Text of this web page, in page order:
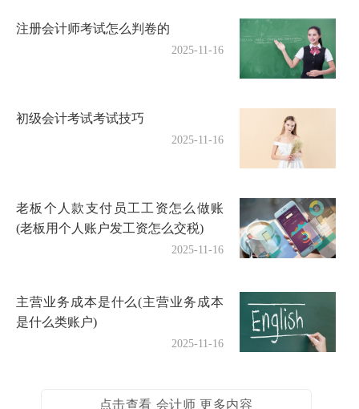
注册会计师考试怎么判卷的
2025-11-16
初级会计考试考试技巧
2025-11-16
老板个人款支付员工工资怎么做账
(老板用个人账户发工资怎么交税)
2025-11-16
主营业务成本是什么(主营业务成本
是什么类账户)
2025-11-16
点击查看 会计师 更多内容